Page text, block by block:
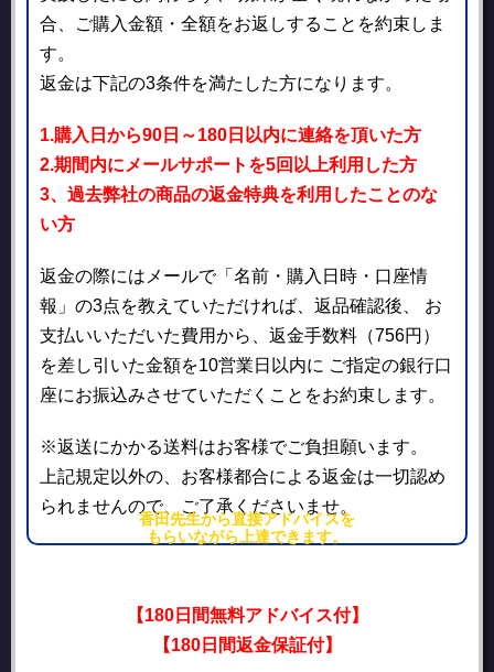
合、ご購入金額・全額をお返しすることを約束しま
す。
返金は下記の3条件を満たした方になります。
1.購入日から90日～180日以内に連絡を頂いた方
2.期間内にメールサポートを5回以上利用した方
3、過去弊社の商品の返金特典を利用したことのな
い方
返金の際にはメールで「名前・購入日時・口座情
報」の3点を教えていただければ、返品確認後、
お
支払いいただいた費用から、返金手数料（756円）
を差し引いた金額を10営業日以内に ご指定の銀行口
座にお振込みさせていただくことをお約束します。
※返送にかかる送料はお客様でご負担願います。
上記規定以外の、お客様都合による返金は一切認め
られませんので、ご了承くださいませ。
香田先生から直接アドバイスを
もらいながら上達できます。
【180日間無料アドバイス付】
【180日間返金保証付】